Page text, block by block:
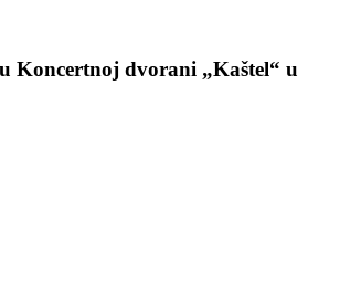
Koncertnoj dvorani „Kaštel“ u